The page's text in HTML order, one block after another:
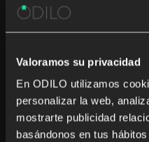
Valoramos su privacidad
En ODILO utilizamos
personalizar la web,
mostrarte publicidad
basándonos en tus
Results for:
the Netherlands
Nothing
It seems we can’t find